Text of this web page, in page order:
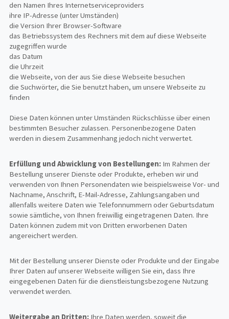
den Namen Ihres Internetserviceproviders
ihre IP-Adresse (unter Umständen)
die Version Ihrer Browser-Software
das Betriebssystem des Rechners mit dem auf diese Webseite
zugegriffen wurde
das Datum
die Uhrzeit
die Webseite, von der aus Sie diese Webseite besuchen
die Suchwörter, die Sie benutzt haben, um unsere Webseite zu
finden
Diese Daten können unter Umständen Rückschlüsse über einen
bestimmten Besucher zulassen. Personenbezogene Daten
werden in diesem Zusammenhang jedoch nicht verwertet.
Erfüllung und Abwicklung von Bestellungen: Im Rahmen der
Bestellung unserer Dienste oder Produkte, erheben wir und
verwenden von Ihnen Personendaten wie beispielsweise Vor- und
Nachname, Anschrift, E-Mail-Adresse, Zahlungsangaben und
allenfalls weitere Daten wie Telefonnummern oder Geburtsdatum
sowie sämtliche, von Ihnen freiwillig eingetragenen Daten. Ihre
Daten können zudem mit von Dritten erworbenen Daten
angereichert werden.
Mit der Bestellung unserer Dienste oder Produkte und der Eingabe
Ihrer Daten auf unserer Webseite willigen Sie ein, dass Ihre
eingegebenen Daten für die dienstleistungsbezogene Nutzung
verwendet werden.
Weitergabe an Dritten: Ihre Daten werden, soweit die